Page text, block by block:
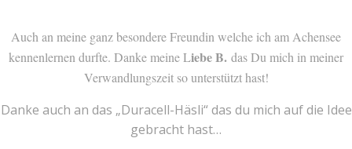
Auch an meine ganz besondere Freundin welche ich am Achensee
kennenlernen durfte. Danke meine Liebe B. das Du mich in meiner
Verwandlungszeit so unterstützt hast!
Danke auch an das „Duracell-Häsli“ das du mich auf die Idee
gebracht hast…